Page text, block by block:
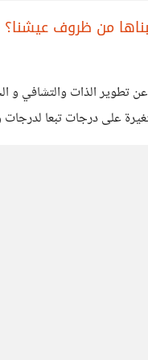
من ظروف عيشنا؟
الذات والتشافي و
على درجات تبعا